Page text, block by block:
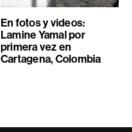
En fotos y videos:
Lamine Yamal por
primera vez en
Cartagena, Colombia